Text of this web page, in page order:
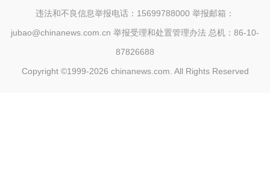
违法和不良信息举报电话：15699788000 举报邮箱：
jubao@chinanews.com.cn 举报受理和处置管理办法 总机：86-10-
87826688
Copyright ©1999-2026 chinanews.com. All Rights Reserved